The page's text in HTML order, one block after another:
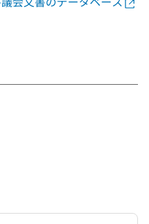
する
る